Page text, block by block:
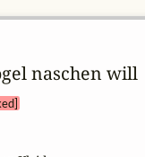
naschen will